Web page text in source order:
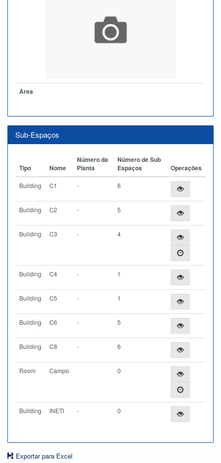
Àrea
Sub-Espaços
Tipo Nome
Número da
Planta
Número de Sub
Espaços
Operações
Building C1 - 6
Building C2 - 5
Building C3 - 4
Building C4 - 1
Building C5 - 1
Building C6 - 5
Building C8 - 6
Room Campo 0
Building INETI - 0
Exportar para Excel